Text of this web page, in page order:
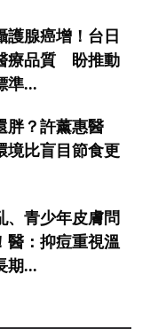
護腺癌增！台日
療品質 盼推動
準...
胖？許薰惠醫
境比盲目節食更
、青少年皮膚問
醫：抑痘重視溫
期...